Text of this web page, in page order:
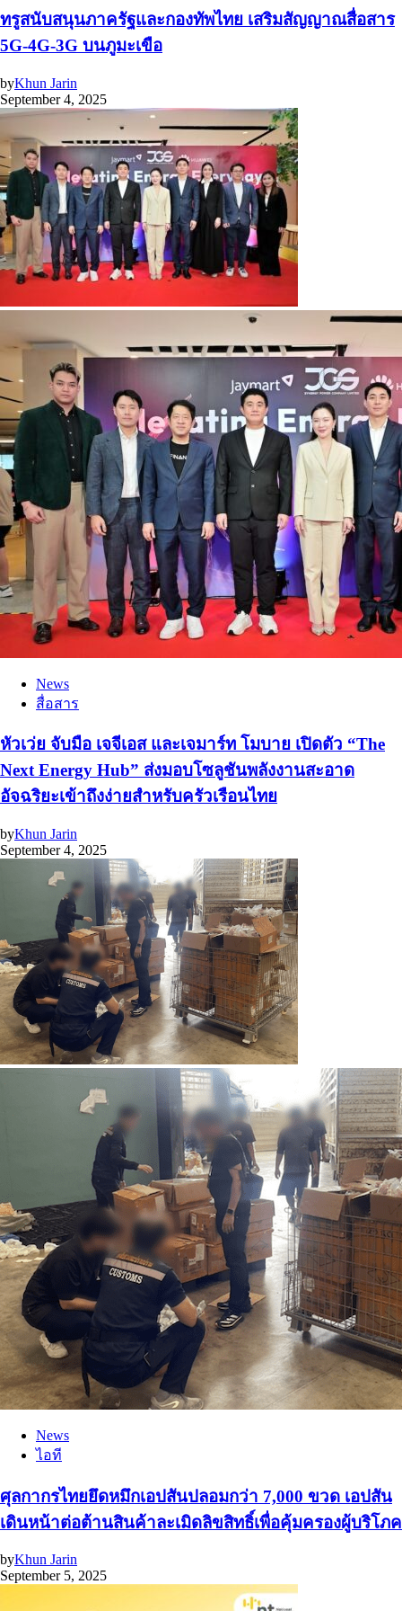
ทรูสนับสนุนภาครัฐและกองทัพไทย เสริมสัญญาณสื่อสาร
5G-4G-3G บนภูมะเขือ
byKhun Jarin
September 4, 2025
News
สื่อสาร
หัวเว่ย จับมือ เจจีเอส และเจมาร์ท โมบาย เปิดตัว “The
Next Energy Hub” ส่งมอบโซลูชันพลังงานสะอาด
อัจฉริยะเข้าถึงง่ายสำหรับครัวเรือนไทย
byKhun Jarin
September 4, 2025
News
ไอที
ศุลกากรไทยยึดหมึกเอปสันปลอมกว่า 7,000 ขวด เอปสัน
เดินหน้าต่อต้านสินค้าละเมิดลิขสิทธิ์เพื่อคุ้มครองผู้บริโภค
byKhun Jarin
September 5, 2025